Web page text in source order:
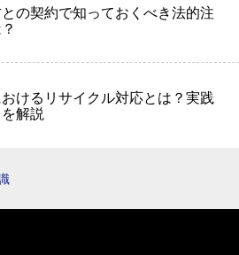
の契約で知っておくべき法的注
けるリサイクル対応とは？実践
解説